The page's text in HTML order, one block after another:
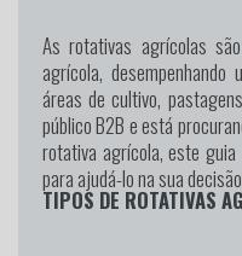
As rotativas agrícolas
agrícola,
áreas de cultivo,
público B2B e está
rotativa agrícola, este
para ajudá-lo na sua
TIPOS DE ROTATIVAS